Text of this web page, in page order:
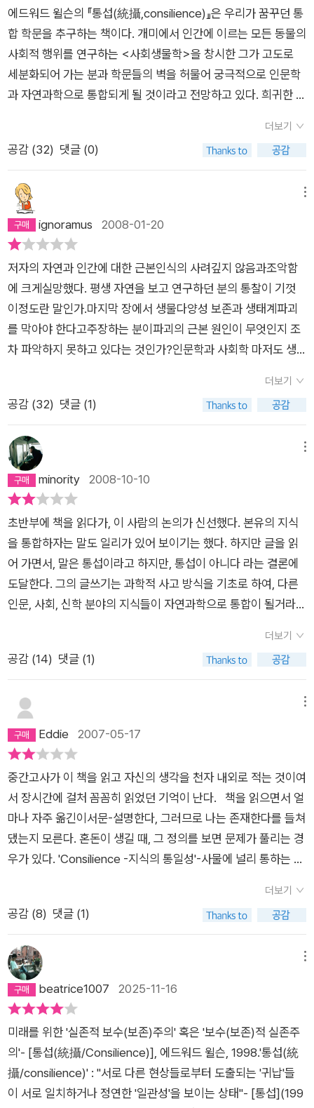
에드워드 윌슨의 『통섭(統攝,consilience)』은 우리가 꿈꾸던 통
합 학문을 추구하는 책이다. 개미에서 인간에 이르는 모든 동물의
사회적 행위를 연구하는 <사회생물학>을 창시한 그가 고도로
세분화되어 가는 분과 학문들의 벽을 허물어 궁극적으로 인문학
과 자연과학으로 통합되게 될 것이라고 전망하고 있다. 희귀한 낱
의도한 “사물에 널리 통하는 원리로 학문의 큰 줄기를 잡고자”
선택한 제목에 부합하기 때문이다. 그의 제자인 최재천교수의 옮
긴이 서문부터 흥미롭다. 뇌의 진화는 ‘생존의 뇌(survival brai
n)’, ‘감정의 뇌(feeling brain)’, ‘사고의 뇌(thinking brain)’의 세
단계로 나뉜다고 하면서 뇌를 가진 다른 동물들과 다른 인간의 특
성으로 네 번째 단계로 ‘설명의 뇌(explaining brain)’를 제안한
한다. 학문이란 인문학으로 시작하여 인문학으로 마무리하는 것
이다. 분석은 과학적인 방법론을 사용하여 할 수 있지만 통섭은
결국 언어로 하는 것이기 때문이다. 말과 글을 갖고 있지 않은 동
물들도 발견과 분석을 할 수 있다. 다만 그들에게는 그들의 발견
을 꿸 실이 없을 뿐이다. 과학이 모든 학문을 통합할 것이라고 주
장하지만 윌슨이 생각하는 과학은 다분히 인문학적 과학이다.”(1
9) “인간의 역사는 끊임없이 신으로부터 자유로워지려는 자유
에서 벌어지는 서사시다. 나를 에워싸고 있는 세계를 올바로 인식
하고 그 속의 나 자신을 이해하려는 인간의 노력은 진정 아름다운
것이다. 그 모든 것을 꿰뚫는 보편적인 진리를 찾아가는 노력 즉
통섭의 노력, 역시 아름다울 수밖에 없다.”(22)윌슨은 생물학자
답지 않게 글 솜씨가 뛰어나 그의 책은 읽기가 좋다. 자연과학자
도 논문을 쓸려면 인문학적 기반이 있어야 한다. 극단적으로 세분
화되어 가는 현대의 분과학문 경향에 통합적 안목을 일깨우게 만
드는 책이다. 분석과 종합은 서로 긴밀하게 주고받으며 숙성시켜
가는 것이다.
더보기
공감 (32) 댓글 (0)
ignoramus 2008-01-20
저자의 자연과 인간에 대한 근본인식의 사려깊지 않음과조악함
에 크게실망했다. 평생 자연을 보고 연구하던 분의 통찰이 기껏
이정도란 말인가.마지막 장에서 생물다양성 보존과 생태계파괴
를 막아야 한다고주장하는 분이파괴의 근본 원인이 무엇인지 조
차 파악하지 못하고 있다는 것인가?인문학과 사회학 마저도 생
일면 저자의 순진함 혹은 무지함을 나타내는 것도 같지만 다른 면
으로는 과학자로서 저자의오만을 나타낸다고 밖에는이해할 수
없다. 자본주의와 과학기술의 불행한 결합이 초래한 이 위험한 시
대에 인문학과 과학기술이 소통하여 그 방향과 속도를 인간의 목
적에 맞게 지혜롭게 조절해야 한다는 점에서 서로간의 소통을 주
장하는 것은반가운 일이 아닐 수 없다.하지만 저자가 주장하는 바
부랭이들마저 석권할 것을 염원하는 것이니,고삐풀린 과학기술
의폐혜와, 지혜를 상실한 지식의 대표격인 과학기술이 곧인류앞
에 초래할가증스러운 결말을 몰라서이런 황당한 주장을 하는 것
이지아연할밖에.저자는 과학기술에 의한 지식의 통합을 무슨 미
래의 희망인양 말하고 있지만, 현실에서 일어나고 있는 과학기술
의 가공할 파괴적 영향앞에서, 나는저자의 주장에서 미래에대한
희망마져 꺽으려는 사악함마져 느낀다.저자가 그렇게보존을 주
고 파괴하고 있는 주범이통제되지 않는 과학기술의 가속된 발전
바로 그것이 아니면 무엇인가.불행한 것은 다방면에 걸친 지식과
이만한 글재주 (퓰리쳐 상을 두번이나 탓다고 하니)를 갖추고 게
다가오랜기간 연구에 종사한노학자가 근본 사상에시대착오적인
계몽주의적 오만을 가지고 있으니...그래도 설마하는 일말의 희망
을 가지고 끝까지 읽었지만결국 안타까움과 역겨움 그리고, 과학
계에서 존경받는 인사가 이정도의 식견을 가지고 있다는 점에서,
미래에 대한 절망마져 느껴진다. '통섭'이라는 좋은 뜻을 가진 불
교 용어를 이러한허접하고 황당한 주장에 대한 책의 제목으로 써
탐욕이 빚어낸 횡설수설에 다른 분들은아까운시간과 돈을 낭비
하지 않기 바란다.
더보기
공감 (32) 댓글 (1)
minority 2008-10-10
초반부에 책을 읽다가, 이 사람의 논의가 신선했다. 본유의 지식
을 통합하자는 말도 일리가 있어 보이기는 했다. 하지만 글을 읽
어 가면서, 말은 통섭이라고 하지만, 통섭이 아니다 라는 결론에
도달한다. 그의 글쓰기는 과학적 사고 방식을 기초로 하여, 다른
인문, 사회, 신학 분야의 지식들이 자연과학으로 통합이 될거라는
하는 것으로 밖에는 보이지 않는다.방법론적인 부분에 있어서, 자
연과학과 수학적 사고 방식의 탁월함은 인간의 눈으로 보여지는
라는 식의 사고는 우선은 나로서는 받아들이기 힘들다.이 사람의
통섭은 다른 분야의 논리를 그 분야의 사람들이 처한 사유 방식에
서 출발하지 않은채, 자연과학의 논리 배경으로 이해했다는 측면
문학,사회학 해석으로밖에는 보이지 않는다.정가가 25,000원
주고 샀는데. 솔직히 돈이 아깝다. -_-;;;이 책을 읽는데, 시간을
투자하는것보다, 이전에 즐겁게 읽다가, 시간이 없어서 잠시 중단
했던 파인만의 물리학 강의를 보는게, 더 흥미롭고 재밌다.
더보기
공감 (14) 댓글 (1)
Eddie 2007-05-17
중간고사가 이 책을 읽고 자신의 생각을 천자 내외로 적는 것이여
서 장시간에 걸처 꼼꼼히 읽었던 기억이 난다. 책을 읽으면서 얼
마나 자주 옮긴이서문-설명한다, 그러므로 나는 존재한다를 들쳐
댔는지 모른다. 혼돈이 생길 때, 그 정의를 보면 문제가 풀리는 경
우가 있다. 'Consilience -지식의 통일성'-사물에 널리 통하는 원
에 어떤 분이 나와서 음식에 들어있는 어떤 영양소와 그 작용, 음
식의 레시피 등을 설명하는데, 어떻게 그 많은 재료의 영양소를
도 할까 궁금했었다. 이 분은 이론과 기술적인 면은 물론 예술적
인 부분까지 통달 하신 것 같다. 현대사회는 이런 사람, 이런 학문
을 요구한다. 그래서 미국 뿐 아니라 우리나라에서도 통합적인 기
바른 현상이다. 이를 통해 학문의 공통원리를 배우게 되고 시야가
넓어지기 때문이다. 이전의 과학은 이론을 못 따라오는 기술력이
나 윤리성, 사회적 파장을 과학자뿐 아니라 다방면의 사람들이 자
신의 지식에 갖혀 고민을 할 수 밖에 없었겠지만 (때로는 영역 싸
더보기
공감 (8) 댓글 (1)
beatrice1007 2025-11-16
미래를 위한 '실존적 보수(보존)주의' 혹은 '보수(보존)적 실존주
의'- [통섭(統攝/Consilience)], 에드워드 윌슨, 1998.​​'통섭(統
攝/consilience)' : "서로 다른 현상들로부터 도출되는 '귀납'들
이 서로 일치하거나 정연한 '일관성'을 보이는 상태"- [통섭](199